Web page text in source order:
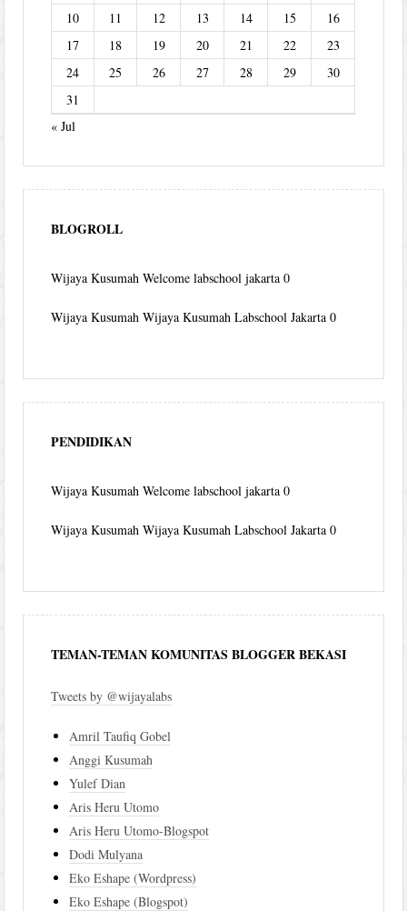
10
11 12 13 14 15
16
17
18 19 20 21 22
23
24
25 26 27 28 29
30
31
« Jul
BLOGROLL
Wijaya Kusumah Welcome labschool jakarta 0
Wijaya Kusumah Wijaya Kusumah Labschool Jakarta 0
PENDIDIKAN
Wijaya Kusumah Welcome labschool jakarta 0
Wijaya Kusumah Wijaya Kusumah Labschool Jakarta 0
TEMAN-TEMAN KOMUNITAS BLOGGER BEKASI
Tweets by @wijayalabs
Amril Taufiq Gobel
Anggi Kusumah
Yulef Dian
Aris Heru Utomo
Aris Heru Utomo-Blogspot
Dodi Mulyana
Eko Eshape (Wordpress)
Eko Eshape (Blogspot)